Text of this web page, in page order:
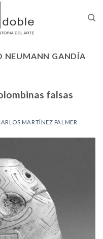
NEUMANN GANDÍA
falsas
MARTÍNEZ PALMER